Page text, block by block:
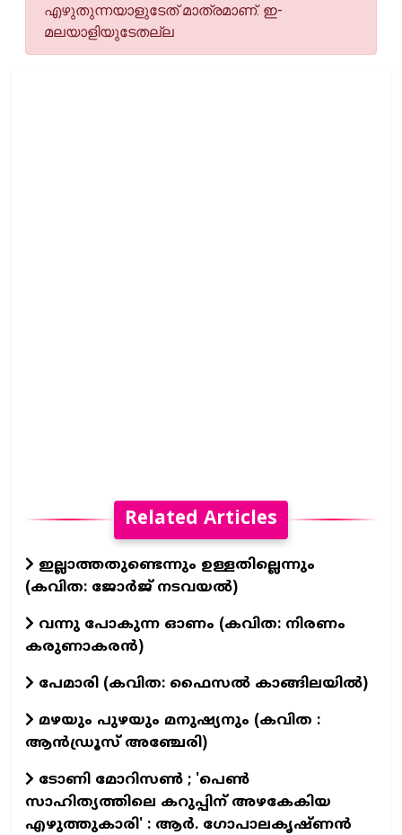
എഴുതുന്നയാളുടേത് മാത്രമാണ്. ഇ-
മലയാളിയുടേതല്ല
Related Articles
ഇല്ലാത്തതുണ്ടെന്നും ഉള്ളതില്ലെന്നും
(കവിത: ജോർജ് നടവയൽ)
വന്നു പോകുന്ന ഓണം (കവിത: നിരണം
കരുണാകരൻ)
പേമാരി (കവിത: ഫൈസല്‍ കാങ്ങിലയില്‍)
മഴയും പുഴയും മനുഷ്യനും (കവിത :
ആൻഡ്രൂസ് അഞ്ചേരി)
ടോണി മോറിസൺ ; 'പെൺ
സാഹിത്യത്തിലെ കറുപ്പിന് അഴകേകിയ
എഴുത്തുകാരി' : ആർ. ഗോപാലകൃഷ്ണൻ